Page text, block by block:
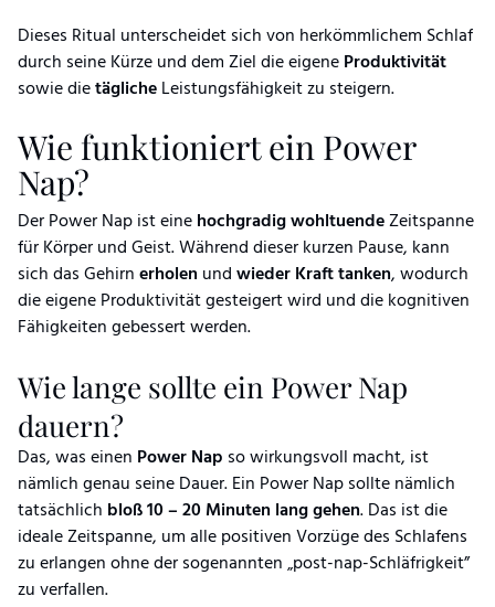
Dieses Ritual unterscheidet sich von herkömmlichem Schlaf
durch seine Kürze und dem Ziel die eigeneProduktivität
sowie dietäglicheLeistungsfähigkeit zu steigern.
Wie funktioniert ein Power
Nap?
Der Power Nap ist einehochgradigwohltuendeZeitspanne
für Körper und Geist. Während dieser kurzen Pause, kann
sich das Gehirnerholen undwiederKrafttanken, wodurch
die eigene Produktivität gesteigert wird und die kognitiven
Fähigkeiten gebessert werden.
Wie lange sollte ein Power Nap
dauern?
Das, was einen PowerNap so wirkungsvoll macht, ist
nämlich genau seine Dauer. Ein Power Nap sollte nämlich
tatsächlich bloß10 – 20 Minuten lang gehen. Das ist die
ideale Zeitspanne, um alle positiven Vorzüge des Schlafens
zu erlangen ohne der sogenannten „post-nap-Schläfrigkeit”
zu verfallen.